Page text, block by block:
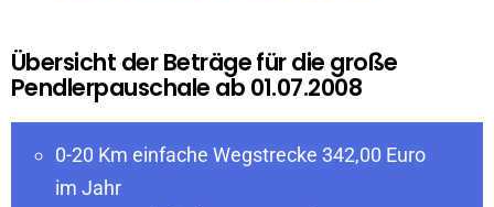
Übersicht der Beträge für die große
Pendlerpauschale ab 01.07.2008
0-20 Km einfache Wegstrecke 342,00 Euro
im Jahr